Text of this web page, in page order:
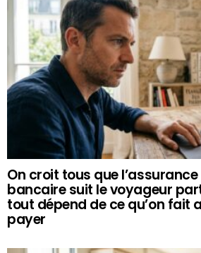
On croit tous que
bancaire suit le voyageur
tout dépend de ce qu’on fait
payer